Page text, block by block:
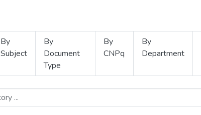
By
Subject
By
Document
Type
By
CNPq
By
Department